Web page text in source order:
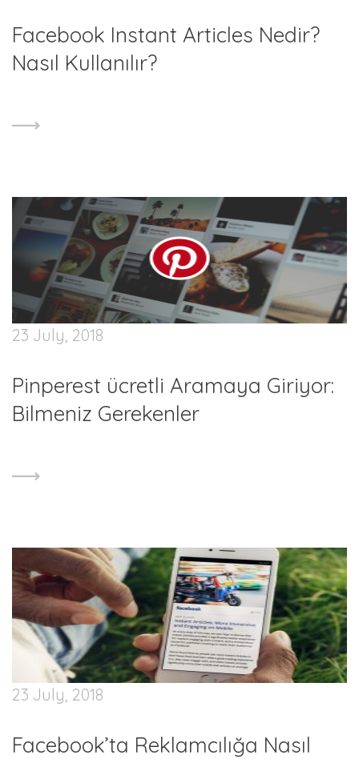
Facebook Instant Articles Nedir?
Nasıl Kullanılır?
23 July, 2018
Pinperest ücretli Aramaya Giriyor:
Bilmeniz Gerekenler
23 July, 2018
Facebook’ta Reklamcılığa Nasıl